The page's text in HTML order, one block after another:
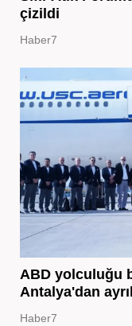
çizildi
Haber7
ABD yolculuğu
Antalya'dan
Haber7